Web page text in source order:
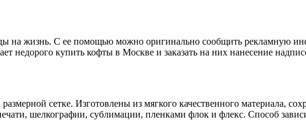
на жизнь. С ее помощью можно оригинально сообщить рекламную
купить кофты в Москве и заказать на них нанесение
сетке. Изготовлены из мягкого качественного материала,
шелкографии, сублимации, пленками флок и флекс. Способ